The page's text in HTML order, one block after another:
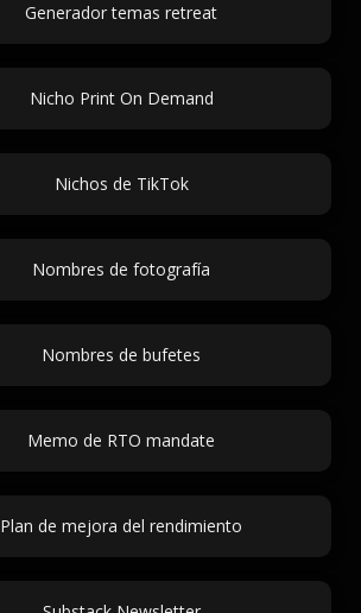
Generador temas retreat
Nicho Print On Demand
Nichos de TikTok
Nombres de fotografía
Nombres de bufetes
Memo de RTO mandate
Plan de mejora del rendimiento